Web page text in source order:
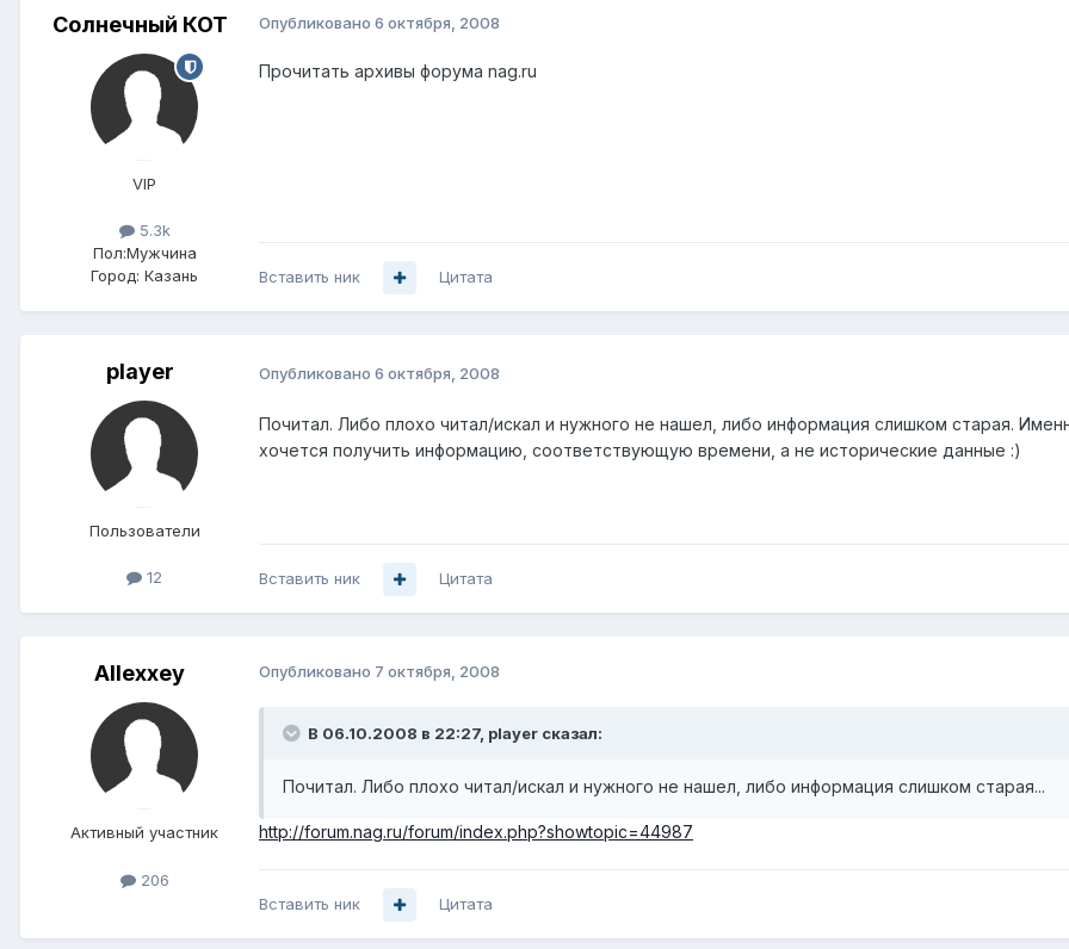
Солнечный КОТ
VIP
5.3k
Пол:Мужчина
Город: Казань
Опубликовано 6 октября, 2008
Прочитать архивы форума nag.ru
Вставить ник Цитата
player
Пользователи
12
Опубликовано 6 октября, 2008
Почитал. Либо плохо читал/искал и нужного не нашел, либо информация слишком старая.
хочется получить информацию, соответствующую времени, а не исторические данные :)
Вставить ник Цитата
Allexxey
Активный участник
206
Опубликовано 7 октября, 2008
В 06.10.2008 в 22:27, player сказал:
Почитал. Либо плохо читал/искал и нужного не нашел, либо информация слишком старая...
http://forum.nag.ru/forum/index.php?showtopic=44987
Вставить ник Цитата